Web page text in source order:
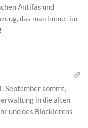
Antifas und
das man immer im
September kommt,
in die alten
und des Blockierens